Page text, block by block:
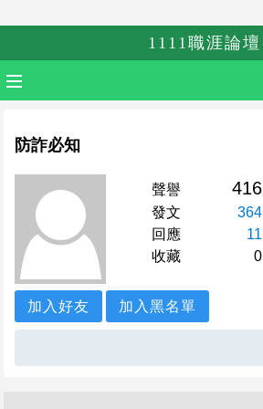
1111職涯論壇
防詐必知
聲譽 416
發文
364
回應
11
收藏
0
加入好友 加入黑名單